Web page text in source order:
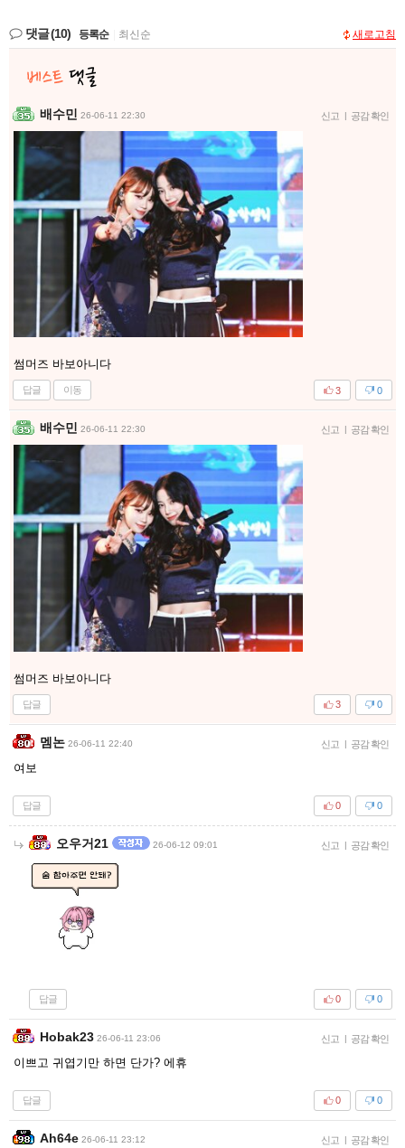
댓글(10) 등록순 최신순 새로고침
배수민 26-06-11 22:30 신고 | 공감 확인
썸머즈 바보아니다
답글 이동 0
3
배수민 26-06-11 22:30 신고 | 공감 확인
썸머즈 바보아니다
답글 0
3
멤논 26-06-11 22:40 신고 | 공감 확인
여보
답글 0
0
오우거21 26-06-12 09:01 신고 | 공감 확인
답글 0
0
Hobak23 26-06-11 23:06 신고 | 공감 확인
이쁘고 귀엽기만 하면 단가? 에휴
답글 0
0
Ah64e 26-06-11 23:12 신고 | 공감 확인